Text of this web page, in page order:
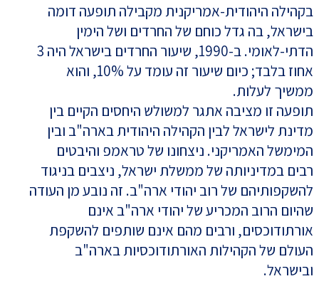
בקהילה היהודית-אמריקנית מקבילה תופעה דומה
בישראל, בה גדל כוחם של החרדים ושל הימין
הדתי-לאומי. ב-1990, שיעור החרדים בישראל היה 3
אחוז בלבד; כיום שיעור זה עומד על 10%, והוא
ממשיך לעלות.
תופעה זו מציבה אתגר למשולש היחסים הקיים בין
מדינת לישראל לבין הקהילה היהודית בארה"ב ובין
המימשל האמריקני. ניצחונו של טראמפ והיבטים
רבים במדיניותה של ממשלת ישראל, ניצבים בניגוד
להשקפותיהם של רוב יהודי ארה"ב. זה נובע מן העודה
שהיום הרוב המכריע של יהודי ארה"ב אינם
אורתודוכסים, ורבים מהם אינם שותפים להשקפת
העולם של הקהילות האורתודוכסיות בארה"ב
ובישראל.